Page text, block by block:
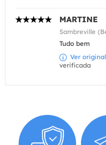
MARTINE
Sambreville
Tudo bem
Ver original
verificada